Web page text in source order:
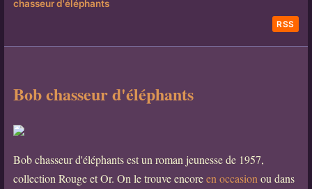
chasseur d'éléphants
RSS
Bob chasseur d'éléphants
Bob chasseur d'éléphants est un roman jeunesse de 1957,
collection Rouge et Or. On le trouve encoreen occasion ou dans